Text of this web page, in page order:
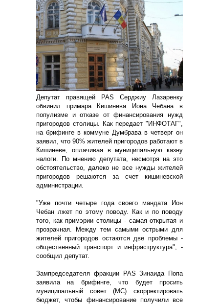
Депутат правящей PAS Серджиу Лазаренку
обвинил примара Кишинева Иона Чебана в
популизме и отказе от финансирования нужд
пригородов столицы. Как передает "ИНФОТАГ",
на брифинге в коммуне Думбрава в четверг он
заявил, что 90% жителей пригородов работают в
Кишиневе, оплачивая в муниципальную казну
налоги. По мнению депутата, несмотря на это
обстоятельство, далеко не все нужды жителей
пригородов решаются за счет кишиневской
администрации.
"Уже почти четыре года своего мандата Ион
Чебан лжет по этому поводу. Как и по поводу
того, как примэрии столицы - самая открытая и
прозрачная. Между тем самыми острыми для
жителей пригородов остаются две проблемы -
общественный транспорт и инфраструктура", -
сообщил депутат.
Зампредседателя фракции PAS Зинаида Попа
заявила на брифинге, что будет просить
муниципальный совет (МС) скорректировать
бюджет, чтобы финансирование получили все